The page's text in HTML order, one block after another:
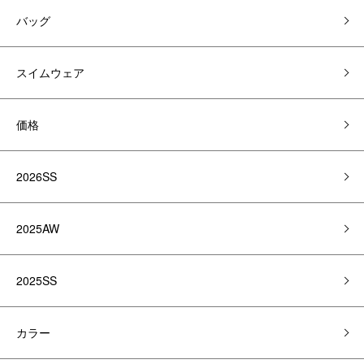
バッグ
スイムウェア
価格
2026SS
2025AW
2025SS
カラー